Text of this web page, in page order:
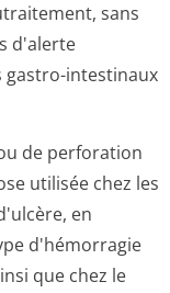
sans
d'alerte
gastro-intestinaux
de perforation
utilisée chez les
en
d'hémorragie
que chez le